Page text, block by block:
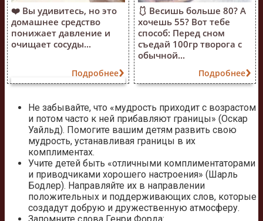
❤️ Вы удивитесь, но это
домашнее средство
понижает давление и
очищает сосуды...
Подробнее
🩱 Весишь больше 80? А
хочешь 55? Вот тебе
способ: Перед сном
съедай 100гр творога с
обычной...
Подробнее
Не забывайте, что «мудрость приходит с возрастом
и потом часто к ней прибавляют границы» (Оскар
Уайльд). Помогите вашим детям развить свою
мудрость, устанавливая границы в их
комплиментах.
Учите детей быть «отличными комплиментаторами
и приводчиками хорошего настроения» (Шарль
Бодлер). Направляйте их в направлении
положительных и поддерживающих слов, которые
создадут добрую и дружественную атмосферу.